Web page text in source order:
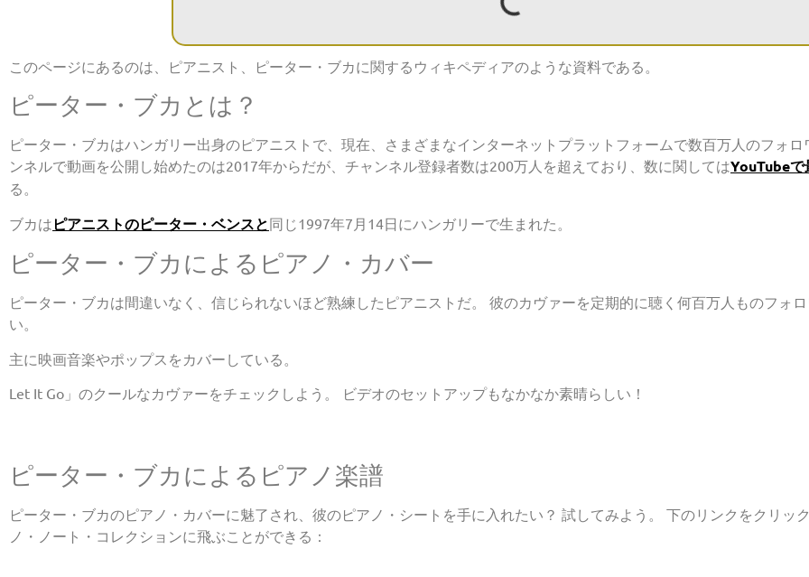
このページにあるのは、ピアニスト、ピーター・ブカに関するウィキペディアのような資料である。
ピーター・ブカとは？
ピーター・ブカはハンガリー出身のピアニストで、現在、さまざまなインターネットプラットフォームで数百万人のフォ
ンネルで動画を公開し始めたのは2017年からだが、チャンネル登録者数は200万人を超えており、数に関してはYouTubeで
る。
ブカは ピアニストのピーター・ベンスと同じ1997年7月14日にハンガリーで生まれた。
ピーター・ブカによるピアノ・カバー
ピーター・ブカは間違いなく、信じられないほど熟練したピアニストだ。 彼のカヴァーを定期的に聴く何百万人ものフォ
い。
主に映画音楽やポップスをカバーしている。
Let It Go」のクールなカヴァーをチェックしよう。 ビデオのセットアップもなかなか素晴らしい！
ピーター・ブカによるピアノ楽譜
ピーター・ブカのピアノ・カバーに魅了され、彼のピアノ・シートを手に入れたい？ 試してみよう。 下のリンクをクリッ
ノ・ノート・コレクションに飛ぶことができる：